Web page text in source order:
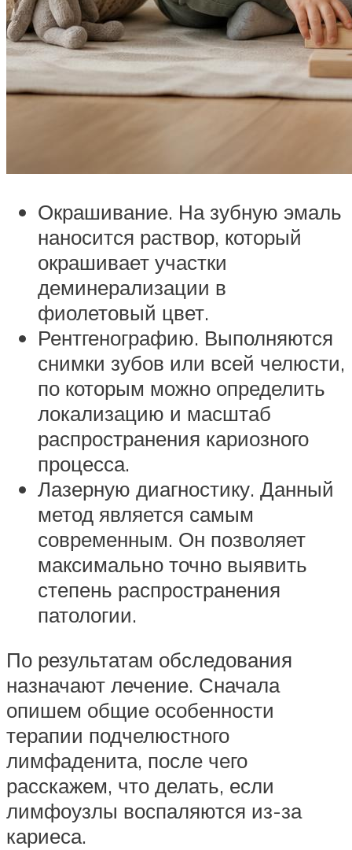
Окрашивание. На зубную эмаль
наносится раствор, который
окрашивает участки
деминерализации в
фиолетовый цвет.
Рентгенографию. Выполняются
снимки зубов или всей челюсти,
по которым можно определить
локализацию и масштаб
распространения кариозного
процесса.
Лазерную диагностику. Данный
метод является самым
современным. Он позволяет
максимально точно выявить
степень распространения
патологии.
По результатам обследования
назначают лечение. Сначала
опишем общие особенности
терапии подчелюстного
лимфаденита, после чего
расскажем, что делать, если
лимфоузлы воспаляются из-за
кариеса.